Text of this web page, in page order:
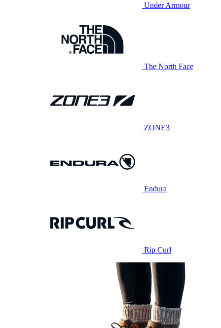
Under Armour
The North Face
ZONE3
Endura
Rip Curl